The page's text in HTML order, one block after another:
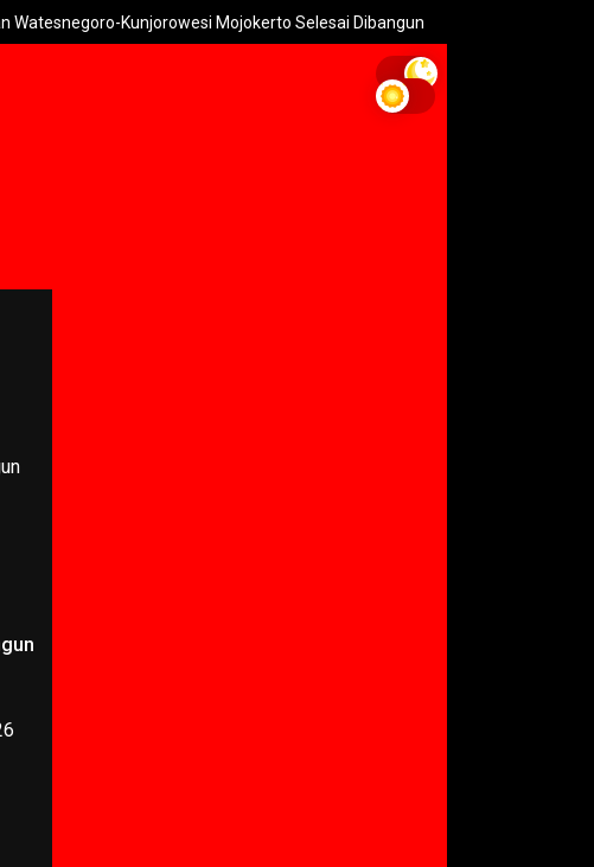
Kunjorowesi Mojokerto Selesai Dibangun Pemkot Mojokerto